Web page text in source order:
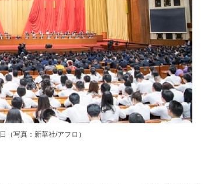
写真：新華社/アフロ）